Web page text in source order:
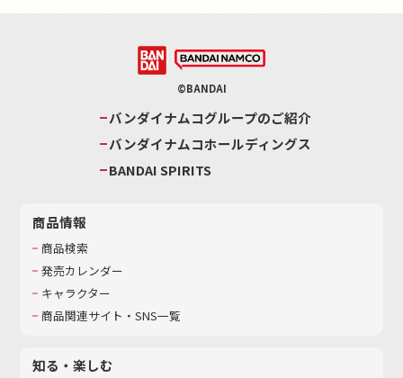
©BANDAI
バンダイナムコグループのご紹介
バンダイナムコホールディングス
BANDAI SPIRITS
商品情報
商品検索
発売カレンダー
キャラクター
商品関連サイト・SNS一覧
知る・楽しむ